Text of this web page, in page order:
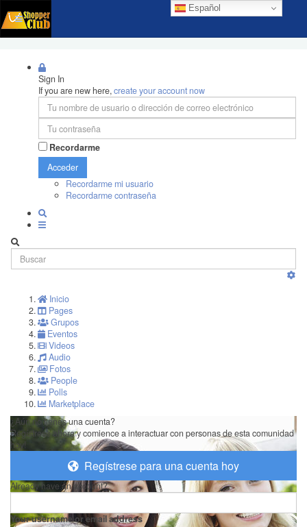
Español
Sign In
If you are new here,create your account now
Recordarme
Acceder
Recordarme mi usuario
Recordarme contraseña
Inicio
Pages
Grupos
Eventos
Videos
Audio
Fotos
People
Polls
Marketplace
¿Aún no tienes una cuenta?
Regístrese ahora y comience a interactuar con personas de esta comunidad
hoy!
Regístrese para una cuenta hoy
Already have an account?
Your username or email address